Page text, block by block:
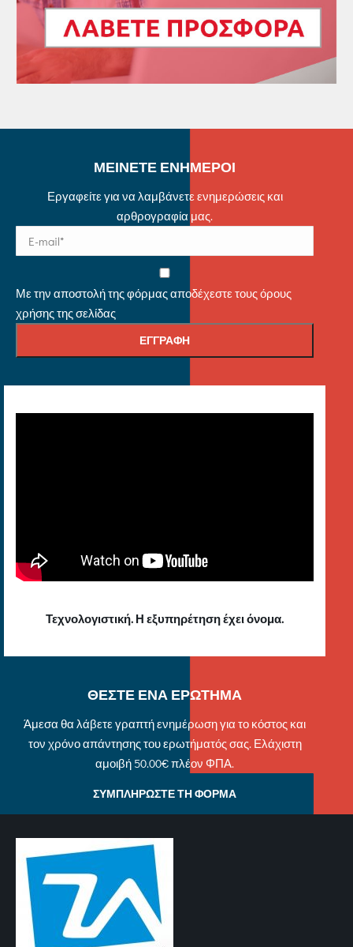
ΜΕΙΝΕΤΕ ΕΝΗΜΕΡΟΙ
Εργαφείτε για να λαμβάνετε ενημερώσεις και
αρθρογραφία μας.
Με την αποστολή της φόρμας αποδέχεστε τους όρους
χρήσης της σελίδας
Τεχνολογιστική. Η εξυπηρέτηση έχει όνομα.
ΘΕΣΤΕ ΕΝΑ ΕΡΩΤΗΜΑ
Άμεσα θα λάβετε γραπτή ενημέρωση για το κόστος και
τον χρόνο απάντησης του ερωτήματός σας. Ελάχιστη
αμοιβή 50.00€ πλέον ΦΠΑ.
ΣΥΜΠΛΗΡΩΣΤΕ ΤΗ ΦΟΡΜΑ